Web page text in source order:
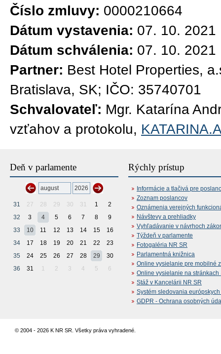
Číslo zmluvy: 0000210664
Dátum vystavenia: 07. 10. 2021
Dátum schválenia: 07. 10. 2021
Partner: Best Hotel Properties,
Bratislava, SK; IČO: 35740701
Schvalovateľ: Mgr. Katarína
vzťahov a protokolu,
Deň v parlamente
31 27 28 29 30 31 1
2
32
3 4 5 6 7 8
9
33
10 11 12 13 14 15
16
34
17 18 19 20 21 22
23
35
24 25 26 27 28 29
30
36
31 1 2 3 4 5 6
Rýchly prístup
Informácie a tlačivá pre
Zoznam poslancov
Oznámenia verejných
Návštevy a prehliadky
Vyhľadávanie v návrhoch
Týždeň v parlamente
Fotogaléria NR SR
Parlamentná knižnica
Online vysielanie pre mobilné
Online vysielanie na stránkach
Stáž v Kancelárii NR SR
Systém sledovania
GDPR - Ochrana osobných
© 2004 - 2026 K NR SR. Všetky práva vyhradené.